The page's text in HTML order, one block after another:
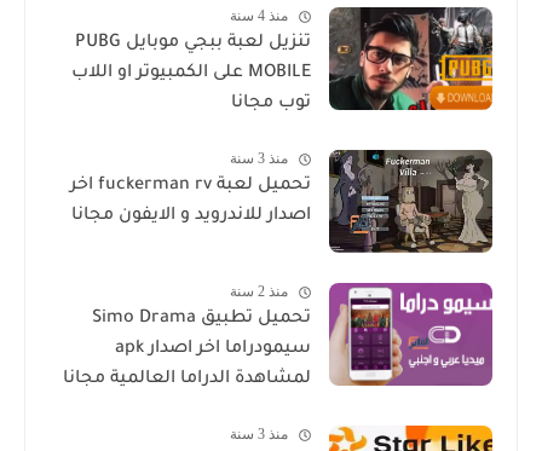
منذ 4 سنة
تنزيل لعبة ببجي موبايل PUBG
MOBILE على الكمبيوتر او اللاب
توب مجانا
منذ 3 سنة
تحميل لعبة fuckerman rv اخر
اصدار للاندرويد و الايفون مجانا
منذ 2 سنة
تحميل تطبيق Simo Drama
سيمودراما اخر اصدار apk
لمشاهدة الدراما العالمية مجانا
منذ 3 سنة